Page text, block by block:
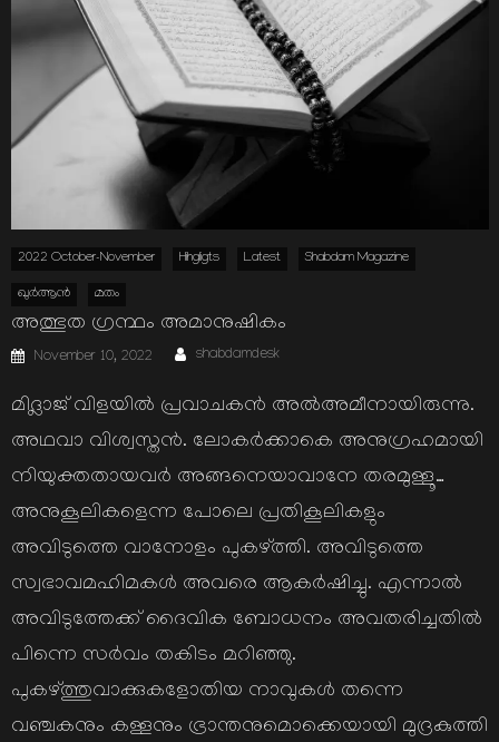
2022 October-November Hihgligts Latest Shabdam Magazine
ഖുര്‍ആന്‍ മതം
അത്ഭുത ഗ്രന്ഥം അമാനുഷികം
Posted
on
November 10, 2022 Author
shabdamdesk
മിദ്ലാജ് വിളയില്‍ പ്രവാചകന്‍ അല്‍അമീനായിരുന്നു.
അഥവാ വിശ്വസ്തന്‍. ലോകര്‍ക്കാകെ അനുഗ്രഹമായി
നിയുക്തതായവര്‍ അങ്ങനെയാവാനേ തരമുള്ളൂ…
അനുകൂലികളെന്ന പോലെ പ്രതികൂലികളും
അവിടുത്തെ വാനോളം പുകഴ്ത്തി. അവിടുത്തെ
സ്വഭാവമഹിമകള്‍ അവരെ ആകര്‍ഷിച്ചു. എന്നാല്‍
അവിടുത്തേക്ക് ദൈവിക ബോധനം അവതരിച്ചതില്‍
പിന്നെ സര്‍വം തകിടം മറിഞ്ഞു.
പുകഴ്ത്തുവാക്കുകളോതിയ നാവുകള്‍ തന്നെ
വഞ്ചകനും കള്ളനും ഭ്രാന്തനുമൊക്കെയായി മുദ്രകുത്തി